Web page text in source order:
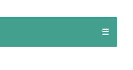
☰